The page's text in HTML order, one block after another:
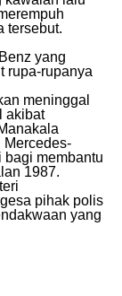
tersebut.
yang
rupa-rupanya
meninggal
akibat
Mercedes-
bagi membantu
1987.
pihak polis
yang